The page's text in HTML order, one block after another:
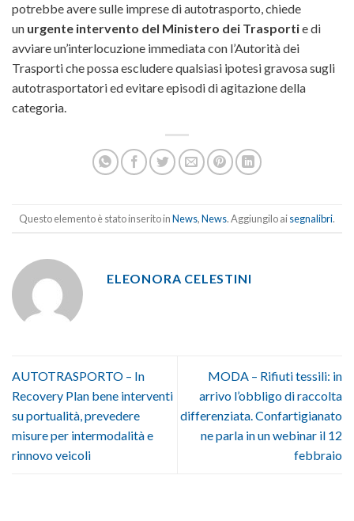
potrebbe avere sulle imprese di autotrasporto, chiede
un urgente intervento del Ministero dei Trasportie di
avviare un’interlocuzione immediata con l’Autorità dei
Trasporti che possa escludere qualsiasi ipotesi gravosa sugli
autotrasportatori ed evitare episodi di agitazione della
categoria.
Questo elemento è stato inserito inNews,News. Aggiungilo aisegnalibri.
ELEONORA CELESTINI
AUTOTRASPORTO – In
Recovery Plan bene interventi
su portualità, prevedere
misure per intermodalità e
rinnovo veicoli
MODA – Rifiuti tessili: in
arrivo l’obbligo di raccolta
differenziata. Confartigianato
ne parla in un webinar il 12
febbraio